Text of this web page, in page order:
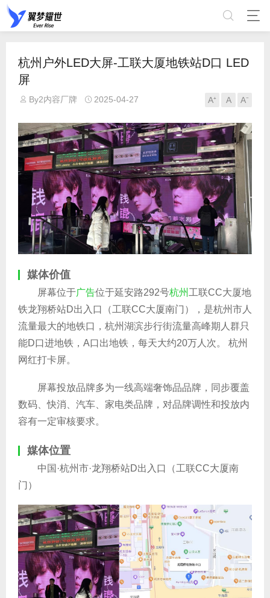
杭州户外LED大屏-工联大厦地铁站D口 LED
屏
By2内容厂牌 2025-04-27 A⁺ A A⁻
媒体价值
屏幕位于广告位于延安路292号杭州 工联CC大厦地
铁龙翔桥站D出入口（工联CC大厦南门），是杭州市人
流量最大的地铁口，杭州湖滨步行街流量高峰期人群只
能D口进地铁，A口出地铁，每天大约20万人次。 杭州
网红打卡屏。
屏幕投放品牌多为一线高端奢饰品品牌，同步覆盖
数码、快消、汽车、家电类品牌，对品牌调性和投放内
容有一定审核要求。
媒体位置
中国·杭州市·龙翔桥站D出入口（工联CC大厦南
门）